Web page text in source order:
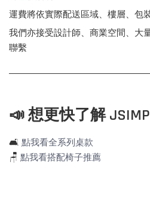
運費將依實際配送區域、樓層、包
我們亦接受設計師、商業空間、大
聯繫
📣 想更快了解
🛋️ 點我看全系列桌款
🪑 點我看搭配椅子推薦